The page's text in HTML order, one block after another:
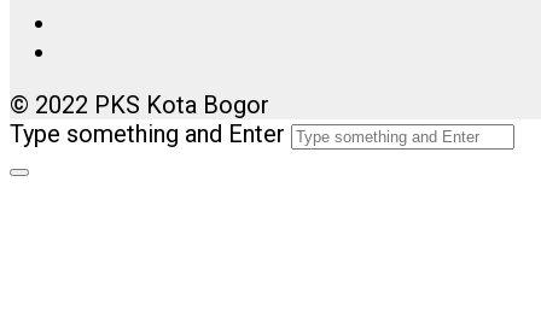
© 2022 PKS Kota Bogor
Type something and Enter